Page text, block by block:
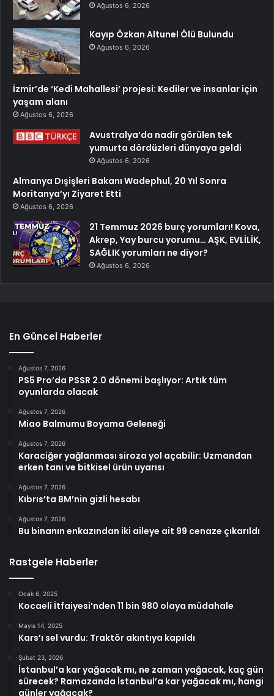
Ağustos 6, 2026
Kayıp Özkan Altunel Ölü Bulundu
Ağustos 6, 2026
İzmir’de ‘Kedi Mahallesi’ projesi: Kediler ve insanlar için
yaşam alanı
Ağustos 6, 2026
Avustralya’da nadir görülen tek
yumurta dördüzleri dünyaya geldi
Ağustos 6, 2026
Almanya Dışişleri Bakanı Wadephul, 20 Yıl Sonra
Moritanya’yı Ziyaret Etti
Ağustos 6, 2026
21 Temmuz 2026 burç yorumları! Kova,
Akrep, Yay burcu yorumu… AŞK, EVLİLİK,
SAĞLIK yorumları ne diyor?
Ağustos 6, 2026
En Güncel Haberler
Ağustos 7, 2026
PS5 Pro’da PSSR 2.0 dönemi başlıyor: Artık tüm
oyunlarda olacak
Ağustos 7, 2026
Miao Balmumu Boyama Geleneği
Ağustos 7, 2026
Karaciğer yağlanması siroza yol açabilir: Uzmandan
erken tanı ve bitkisel ürün uyarısı
Ağustos 7, 2026
Kıbrıs’ta BM’nin gizli hesabı
Ağustos 7, 2026
Bu binanın enkazından iki aileye ait 99 cenaze çıkarıldı
Rastgele Haberler
Ocak 6, 2025
Kocaeli İtfaiyesi’nden 11 bin 980 olaya müdahale
Mayıs 14, 2025
Kars’ı sel vurdu: Traktör akıntıya kapıldı
Şubat 23, 2026
İstanbul’a kar yağacak mı, ne zaman yağacak, kaç gün
sürecek? Ramazanda İstanbul’a kar yağacak mı, hangi
günler yağacak?